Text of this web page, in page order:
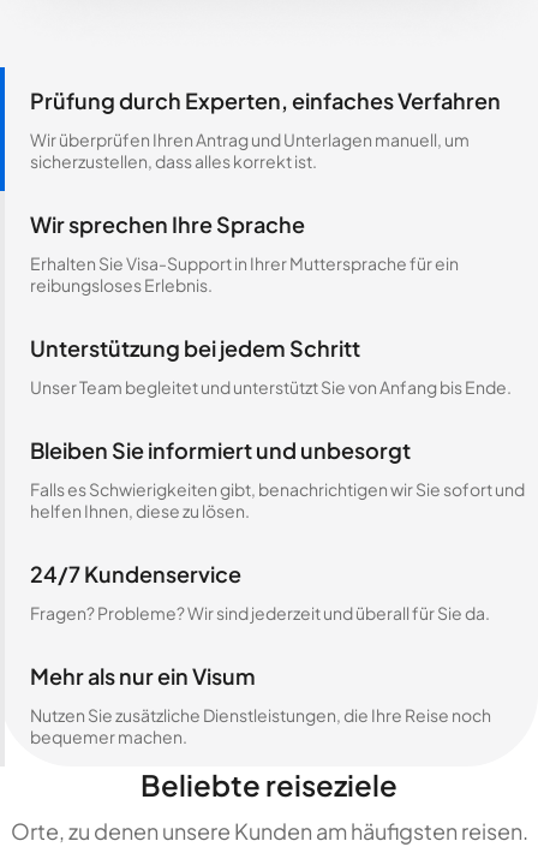
Prüfung durch Experten, einfaches Verfahren
Wir überprüfen Ihren Antrag und Unterlagen manuell, um
sicherzustellen, dass alles korrekt ist.
Wir sprechen Ihre Sprache
Erhalten Sie Visa-Support in Ihrer Muttersprache für ein
reibungsloses Erlebnis.
Unterstützung bei jedem Schritt
Unser Team begleitet und unterstützt Sie von Anfang bis Ende.
Bleiben Sie informiert und unbesorgt
Falls es Schwierigkeiten gibt, benachrichtigen wir Sie sofort und
helfen Ihnen, diese zu lösen.
24/7 Kundenservice
Fragen? Probleme? Wir sind jederzeit und überall für Sie da.
Mehr als nur ein Visum
Nutzen Sie zusätzliche Dienstleistungen, die Ihre Reise noch
bequemer machen.
Beliebte reiseziele
Orte, zu denen unsere Kunden am häufigsten reisen.